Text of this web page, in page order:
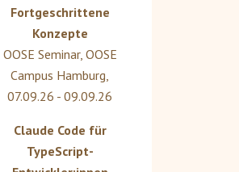
Fortgeschrittene
Konzepte
OOSE Seminar, OOSE
Campus Hamburg
07.09.26 - 09.09.26
Claude Code für
TypeScript-